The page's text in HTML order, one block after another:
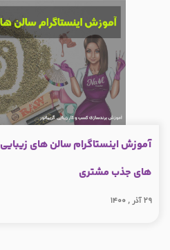
آموزش اینستاگرام سالن های
های جذب مشتری
۲۹ آذر , ۱۴۰۰